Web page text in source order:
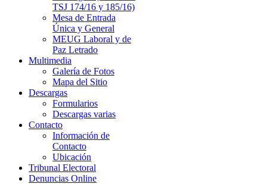
TSJ 174/16 y 185/16)
Mesa de Entrada
Única y General
MEUG Laboral y de
Paz Letrado
Multimedia
Galería de Fotos
Mapa del Sitio
Descargas
Formularios
Descargas varias
Contacto
Información de
Contacto
Ubicación
Tribunal Electoral
Denuncias Online